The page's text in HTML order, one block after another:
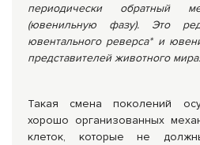
периодически обратный
(ювенильную фазу). Это
ювентального реверса*и
представителей животного мира.
Такая смена поколений
хорошо организованных
клеток, которые не